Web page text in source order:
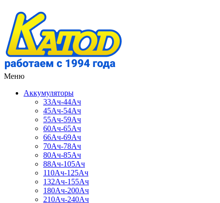
Меню
Аккумуляторы
33Ач-44Ач
45Ач-54Ач
55Ач-59Ач
60Ач-65Ач
66Ач-69Ач
70Ач-78Ач
80Ач-85Ач
88Ач-105Ач
110Ач-125Ач
132Ач-155Ач
180Ач-200Ач
210Ач-240Ач